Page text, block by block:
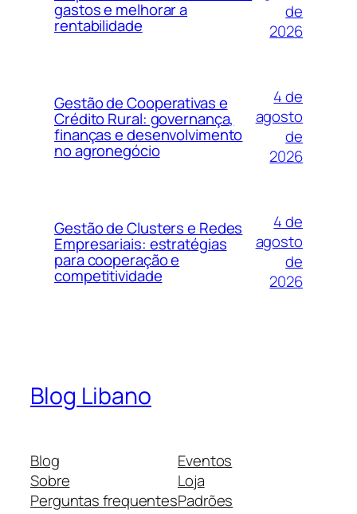
gastos e melhorar a
rentabilidade
de
2026
Gestão de Cooperativas e
Crédito Rural: governança,
finanças e desenvolvimento
no agronegócio
4 de
agosto
de
2026
Gestão de Clusters e Redes
Empresariais: estratégias
para cooperação e
competitividade
4 de
agosto
de
2026
Blog Libano
Blog
Sobre
Perguntas frequentes
Eventos
Loja
Padrões